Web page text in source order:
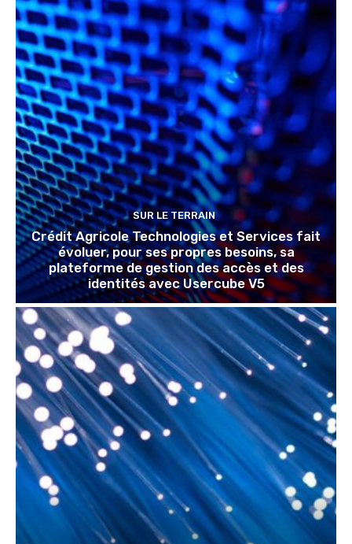
SUR LE TERRAIN
Crédit Agricole Technologies et Services fait
évoluer, pour ses propres besoins, sa
plateforme de gestion des accès et des
identités avec Usercube V5